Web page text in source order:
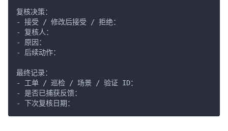
复核决策：
- 接受 / 修改后接受 / 拒绝：
- 复核人：
- 原因：
- 后续动作：
最终记录：
- 工单 / 巡检 / 场景 / 验证 ID：
- 是否已捕获反馈：
- 下次复核日期：